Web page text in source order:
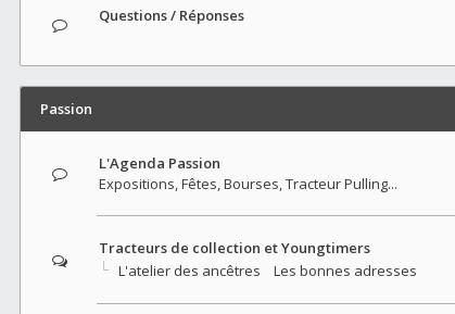
Questions / Réponses
Passion
L'Agenda Passion
Expositions, Fêtes, Bourses, Tracteur Pulling...
Tracteurs de collection et Youngtimers
L'atelier des ancêtres
Les bonnes adresses